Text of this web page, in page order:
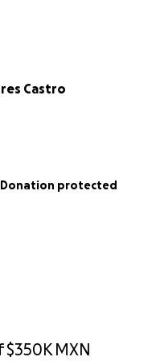
$350K MXN
fluir el agua
Castro
Donation protected